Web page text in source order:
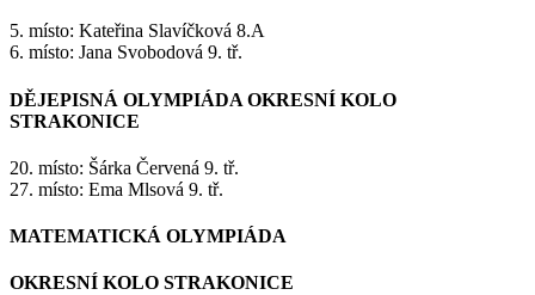
5. místo: Kateřina Slavíčková 8.A
6. místo: Jana Svobodová 9. tř.
DĚJEPISNÁ OLYMPIÁDA OKRESNÍ KOLO
STRAKONICE
20. místo: Šárka Červená 9. tř.
27. místo: Ema Mlsová 9. tř.
MATEMATICKÁ OLYMPIÁDA
OKRESNÍ KOLO STRAKONICE